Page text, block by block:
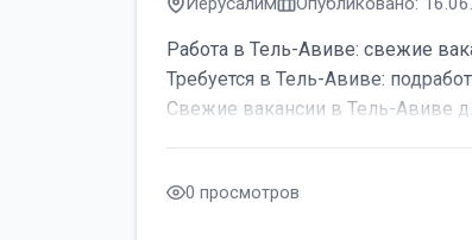
Работа в Тель-Авиве: свежие
Требуется в Тель-Авиве:
Свежие вакансии в Тель-Авиве
0 просмотров